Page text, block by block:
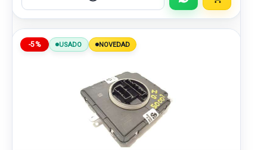
-5% USADO NOVEDAD